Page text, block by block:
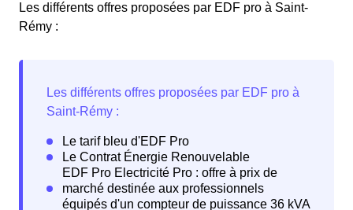
Les différents offres proposées par EDF pro à Saint-
Rémy :